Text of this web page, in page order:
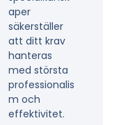
aper
säkerställer
att ditt krav
hanteras
med största
professionalis
m och
effektivitet.